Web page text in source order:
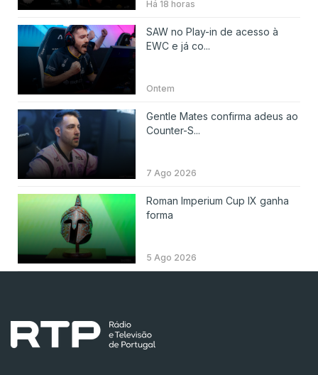
Há 18 horas
SAW no Play-in de acesso à
EWC e já co...
Ontem
Gentle Mates confirma adeus ao
Counter-S...
7 Ago 2026
Roman Imperium Cup IX ganha
forma
5 Ago 2026